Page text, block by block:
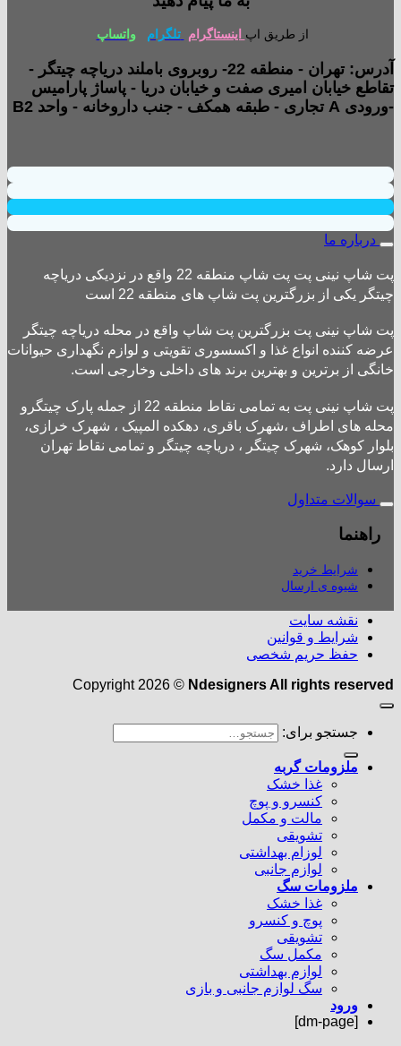
از طریق اپ اینستاگرام تلگرام واتساپ
آدرس: تهران - منطقه 22- روبروی باملند دریاچه چیتگر -
تقاطع خیابان امیری صفت و خیابان دریا - پاساژ پارامیس
-ورودی A تجاری - طبقه همکف - جنب داروخانه - واحد B2
درباره ما
پت شاپ نینی پت پت شاپ منطقه 22 واقع در نزدیکی دریاچه
چیتگر یکی از بزرگترین پت شاپ های منطقه 22 است
پت شاپ نینی پت بزرگترین پت شاپ واقع در محله دریاچه چیتگر
عرضه کننده انواع غذا و اکسسوری تقویتی و لوازم نگهداری حیوانات
خانگی از برترین و بهترین برند های داخلی وخارجی است.
پت شاپ نینی پت به تمامی نقاط منطقه 22 از جمله پارک چیتگرو
محله های اطراف ،شهرک باقری، دهکده المپیک ، شهرک خرازی،
بلوار کوهک، شهرک چیتگر ، دریاچه چیتگر و تمامی نقاط تهران
ارسال دارد.
سوالات متداول
راهنما
شرایط خرید
شیوه ی ارسال
نقشه سایت
شرایط و قوانین
حفظ حریم شخصی
Copyright 2026 © Ndesigners All rights reserved
جستجو برای:
ملزومات گربه
غذا خشک
کنسرو و پوچ
مالت و مکمل
تشویقی
لوزام بهداشتی
لوازم جانبی
ملزومات سگ
غذا خشک
پوچ و کنسرو
تشویقی
مکمل سگ
لوازم بهداشتی
سگ لوازم جانبی و بازی
ورود
[dm-page]